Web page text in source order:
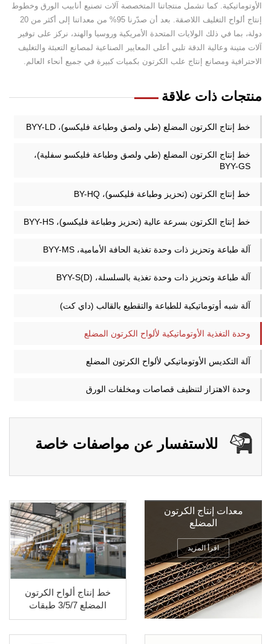
الأوتوماتيكية. كما تشمل منتجاتنا المتخصصة آلات تصنيع أنابيب الورق وخطوط
إنتاج ألواح التغليف اللاصقة. بعد أن صدّرنا 95% من معداتنا إلى أكثر من 20
دولة، بما في ذلك الولايات المتحدة الأمريكية وروسيا والهند، نركز على توفير
آلات متينة وعالية الدقة تلبي أعلى المعايير الصناعية لمصانع التعبئة والتغليف
الاحترافية ومصانع إنتاج علب الكرتون بكميات كبيرة في جميع أنحاء العالم.
منتجات ذات علاقة
خط إنتاج الكرتون المضلع (طي ولصق وطباعة فليكسو)، BYY-LD
خط إنتاج الكرتون المضلع (طي ولصق وطباعة فليكسو سفلية)،
BYY-GS
خط إنتاج الكرتون (تحزيز وطباعة فليكسو)، BY-HQ
خط إنتاج الكرتون بسرعة عالية (تحزيز وطباعة فليكسو)، BYY-HS
آلة طباعة وتحزيز ذات وحدة تغذية الحافة الأمامية، BYY-MS
آلة طباعة وتحزيز ذات وحدة تغذية بالسلسلة، BYY-S(D)
آلة شبه أوتوماتيكية للطباعة والتقطيع بالقالب (داي كت)
وحدة التغذية الأوتوماتيكية لألواح الكرتون المضلع
آلة التكديس الأوتوماتيكي لألواح الكرتون المضلع
وحدة الاهتزاز لتنظيف قصاصات ومخلفات الورق
للاستفسار عن مواصفات خاصة
معدات إنتاج الكرتون
المضلع
اقرأ المزيد
خط إنتاج ألواح الكرتون
المضلع 3/5/7 طبقات